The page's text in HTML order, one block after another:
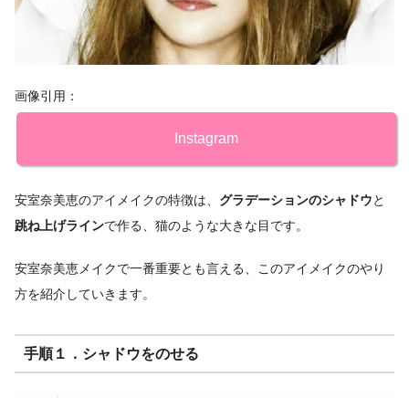
画像引用：
Instagram
安室奈美恵のアイメイクの特徴は、 グラデーションのシャドウと
跳ね上げラインで作る、猫のような大きな目です。
安室奈美恵メイクで一番重要とも言える、このアイメイクのやり
方を紹介していきます。
手順１．シャドウをのせる